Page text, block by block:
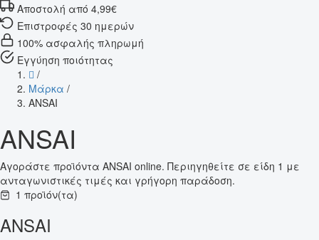
Αποστολή από 4,99€
Επιστροφές 30 ημερών
100% ασφαλής πληρωμή
Εγγύηση ποιότητας
/
Μάρκα /
ANSAI
ANSAI
Αγοράστε προϊόντα ANSAI online. Περιηγηθείτε σε είδη 1 με
ανταγωνιστικές τιμές και γρήγορη παράδοση.
1 προϊόν(τα)
ANSAI